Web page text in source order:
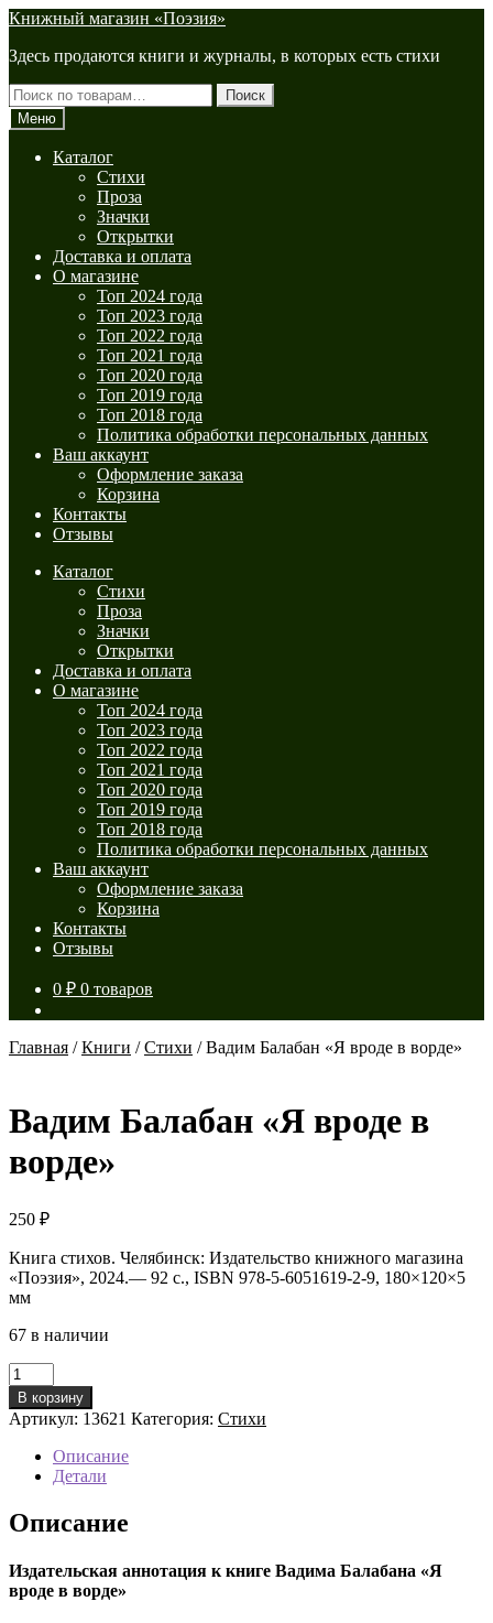
Перейти
навигации
Перейти
содержимому
Книжный магазин «Поэзия»
Здесь продаются книги и журналы, в которых есть стихи
Искать:
Поиск
Меню
Каталог
Стихи
Проза
Значки
Открытки
Доставка и оплата
О магазине
Топ 2024 года
Топ 2023 года
Топ 2022 года
Топ 2021 года
Топ 2020 года
Топ 2019 года
Топ 2018 года
Политика обработки персональных данных
Ваш аккаунт
Оформление заказа
Корзина
Контакты
Отзывы
Каталог
Стихи
Проза
Значки
Открытки
Доставка и оплата
О магазине
Топ 2024 года
Топ 2023 года
Топ 2022 года
Топ 2021 года
Топ 2020 года
Топ 2019 года
Топ 2018 года
Политика обработки персональных данных
Ваш аккаунт
Оформление заказа
Корзина
Контакты
Отзывы
0 ₽ 0 товаров
Главная /Книги /Стихи /Вадим Балабан «Я вроде в ворде»
Вадим Балабан «Я вроде в
ворде»
250 ₽
Книга стихов. Челябинск: Издательство книжного магазина
«Поэзия», 2024.— 92 с., ISBN 978-5-6051619-2-9, 180×120×5
мм
67 в наличии
Количество
товара
Вадим
Балабан
вроде
ворде»
В корзину
Артикул: 13621 Категория: Стихи
Описание
Детали
Описание
Издательская аннотация к книге Вадима Балабана «Я
вроде в ворде»